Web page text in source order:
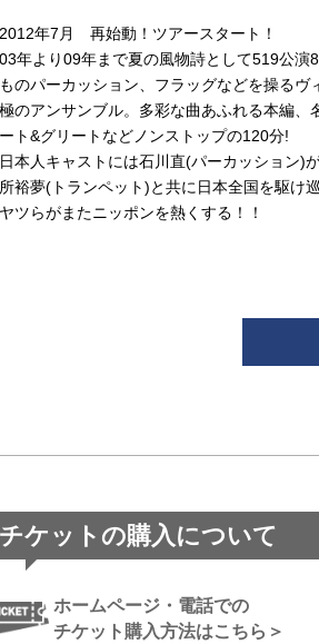
2012年7月 再始動！ツアースタート！
03年より09年まで夏の風物詩として519公
ものパーカッション、フラッグなどを操る
極のアンサンブル。多彩な曲あふれる本編、
ート&グリートなどノンストップの120分!
日本人キャストには石川直(パーカッション)
所裕夢(トランペット)と共に日本全国を駆け
ヤツらがまたニッポンを熱くする！！
チケットの購入について
ホームページ・電話での
チケット購入方法はこちら＞